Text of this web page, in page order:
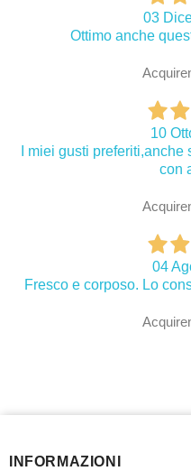
03
Ottimo anche
10
I miei gusti
con
04
Fresco e corposo. Lo
INFORMAZIONI